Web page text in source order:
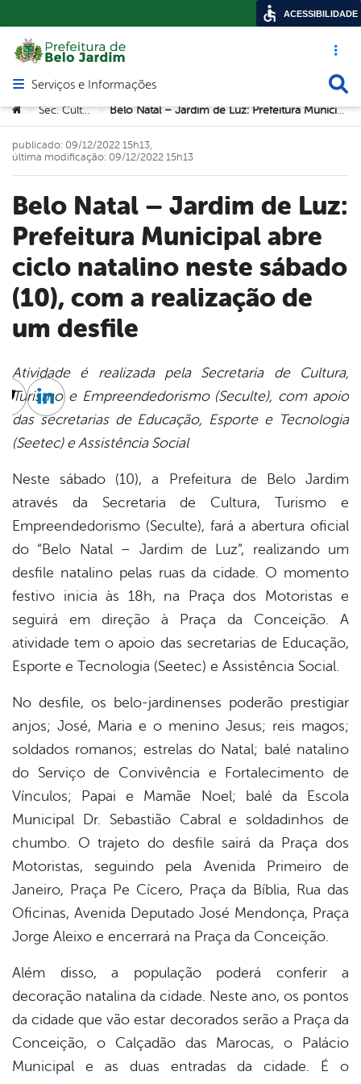
Acesso
Abrir menu principal de navegação
Serviços e Informações
Você está aqui:
> Sec. Cultura > Belo Natal – Jardim de Luz: Prefeitura Municipal abre ciclo natalino neste sábado (10), com a realização de um desfile
Belo Natal – Jardim de Luz:
Prefeitura Municipal abre
ciclo natalino neste sábado
(10), com a realização de
um desfile
publicado: 09/12/2022 15h13,
última modificação: 09/12/2022 15h13
Atividade é realizada pela Secretaria de Cultura,
Turismo e Empreendedorismo (Seculte), com apoio
das secretarias de Educação, Esporte e Tecnologia
(Seetec) e Assistência Social
Neste sábado (10), a Prefeitura de Belo Jardim
através da Secretaria de Cultura, Turismo e
Empreendedorismo (Seculte), fará a abertura oficial
do “Belo Natal – Jardim de Luz”, realizando um
desfile natalino pelas ruas da cidade. O momento
festivo inicia às 18h, na Praça dos Motoristas e
seguirá em direção à Praça da Conceição. A
atividade tem o apoio das secretarias de Educação,
Esporte e Tecnologia (Seetec) e Assistência Social.
No desfile, os belo-jardinenses poderão prestigiar
anjos; José, Maria e o menino Jesus; reis magos;
soldados romanos; estrelas do Natal; balé natalino
do Serviço de Convivência e Fortalecimento de
Vínculos; Papai e Mamãe Noel; balé da Escola
Municipal Dr. Sebastião Cabral e soldadinhos de
chumbo. O trajeto do desfile sairá da Praça dos
Motoristas, seguindo pela Avenida Primeiro de
Janeiro, Praça Pe Cícero, Praça da Bíblia, Rua das
Oficinas, Avenida Deputado José Mendonça, Praça
Jorge Aleixo e encerrará na Praça da Conceição.
Além disso, a população poderá conferir a
decoração natalina da cidade. Neste ano, os pontos
da cidade que vão estar decorados serão a Praça da
Conceição, o Calçadão das Marocas, o Palácio
Municipal e as duas entradas da cidade. É o
Twitter
Linkedin
ACESSIBILIDADE